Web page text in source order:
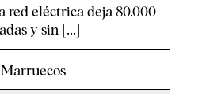
red eléctrica deja 80.000
y sin [...]